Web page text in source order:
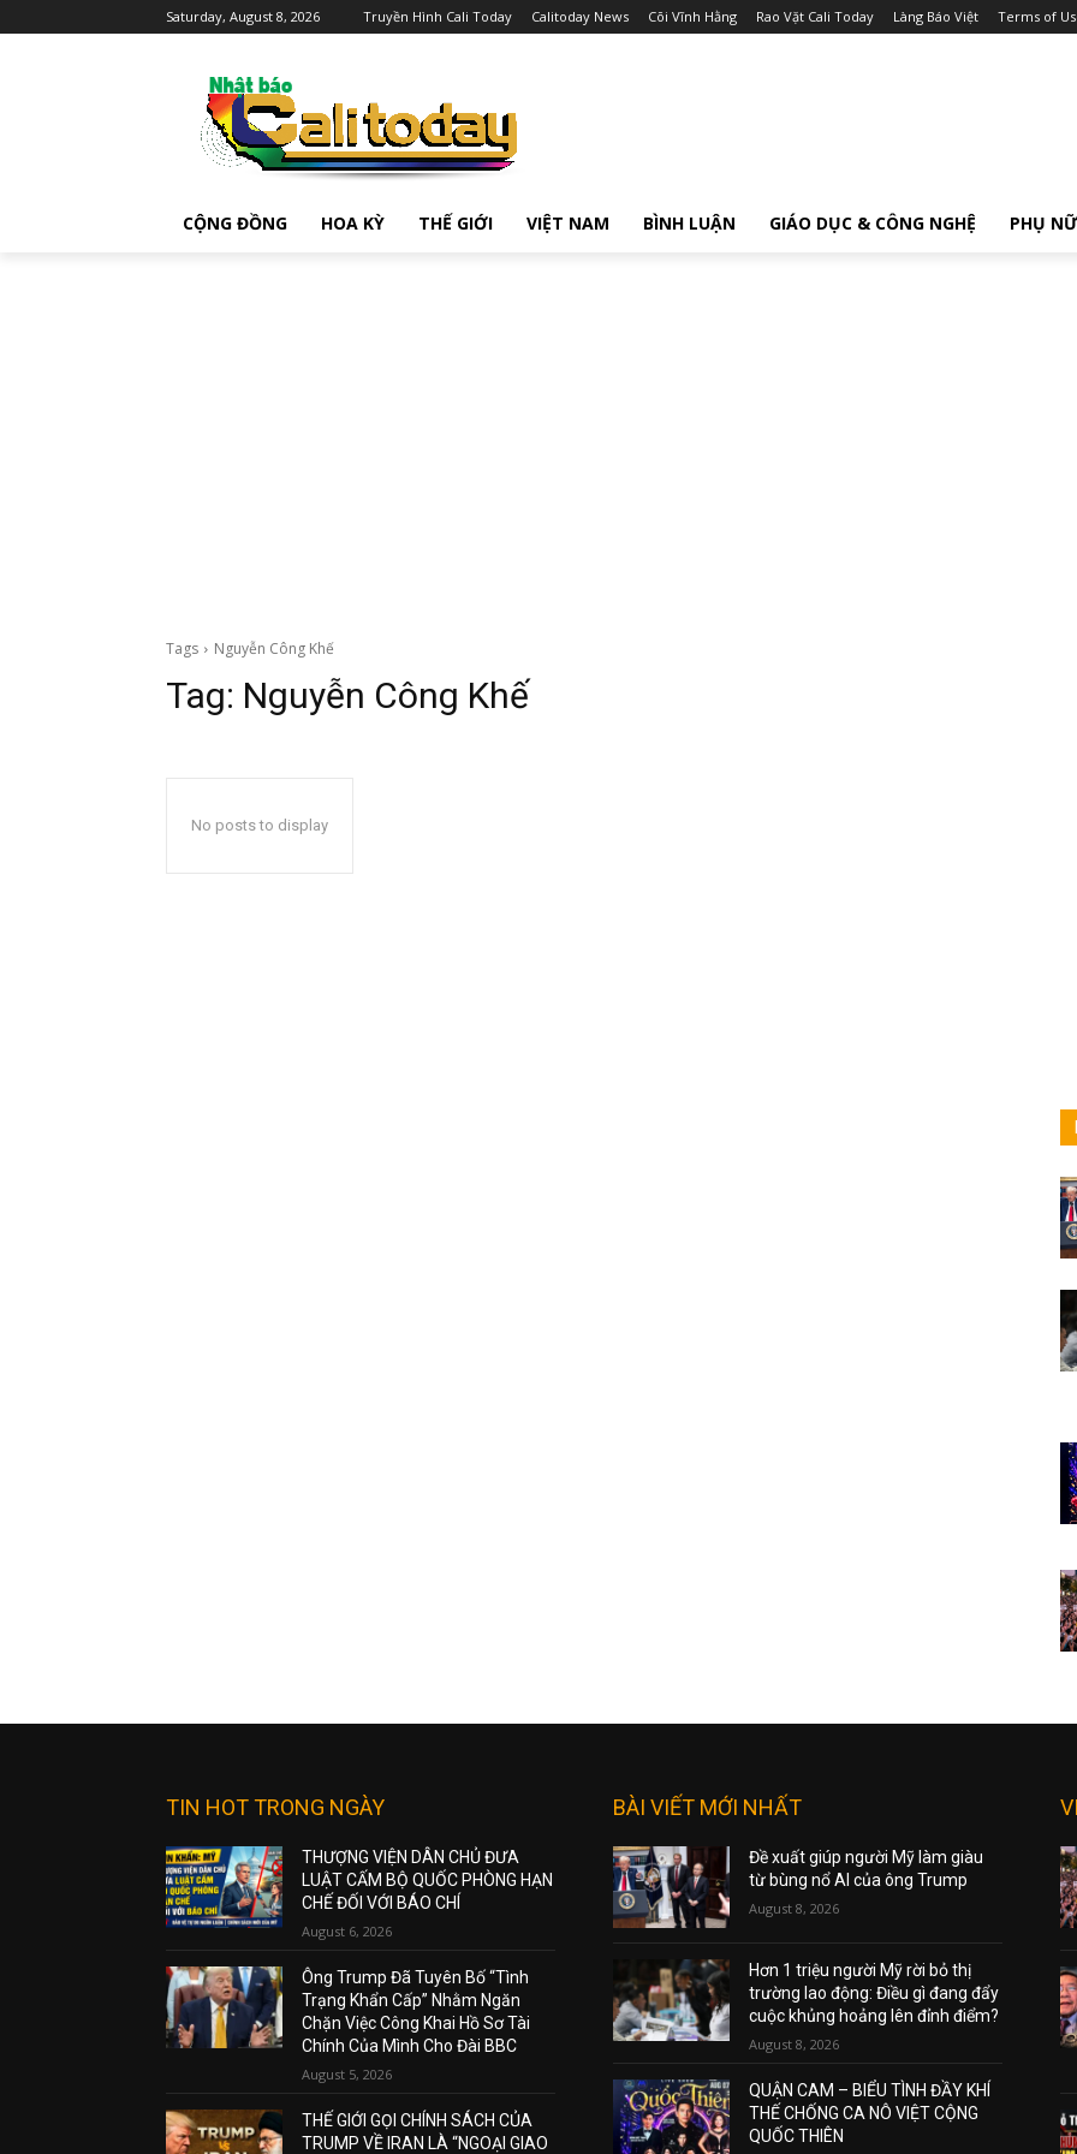
Saturday, August 8, 2026 Truyền Hình Cali Today Calitoday News Cõi Vĩnh Hằng Rao Vặt Cali Today Làng Báo Việt Terms of
CỘNG ĐỒNG HOA KỲ THẾ GIỚI VIỆT NAM BÌNH LUẬN GIÁO DỤC & CÔNG NGHỆ PHỤ NỮ
Tags Nguyễn Công Khế
Tag: Nguyễn Công Khế
No posts to display
TIN HOT TRONG NGÀY
THƯỢNG VIỆN DÂN CHỦ ĐƯA
LUẬT CẤM BỘ QUỐC PHÒNG HẠN
CHẾ ĐỐI VỚI BÁO CHÍ
August 6, 2026
Ông Trump Đã Tuyên Bố “Tình
Trạng Khẩn Cấp” Nhằm Ngăn
Chặn Việc Công Khai Hồ Sơ Tài
Chính Của Mình Cho Đài BBC
August 5, 2026
THẾ GIỚI GỌI CHÍNH SÁCH CỦA
TRUMP VỀ IRAN LÀ “NGOẠI GIAO
BÀI VIẾT MỚI NHẤT
Đề xuất giúp người Mỹ làm giàu
từ bùng nổ AI của ông Trump
August 8, 2026
Hơn 1 triệu người Mỹ rời bỏ thị
trường lao động: Điều gì đang đẩy
cuộc khủng hoảng lên đỉnh điểm?
August 8, 2026
QUẬN CAM – BIỂU TÌNH ĐẦY KHÍ
THẾ CHỐNG CA NÔ VIỆT CỘNG
QUỐC THIÊN